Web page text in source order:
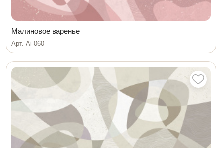
Малиновое варенье
Арт. Ai-060